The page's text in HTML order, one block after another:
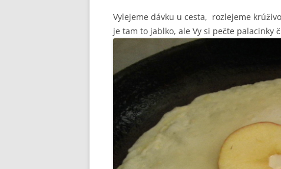
Vylejeme dávku u cesta, rozlejeme
je tam to jablko, ale Vy si pečte palacinky